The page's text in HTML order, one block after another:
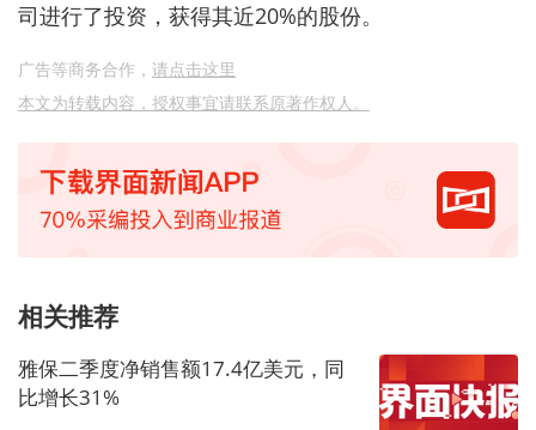
司进行了投资，获得其近20%的股份。
广告等商务合作， 请点击这里
本文为转载内容，授权事宜请联系原著作权人。
相关推荐
雅保二季度净销售额17.4亿美元，同
比增长31%